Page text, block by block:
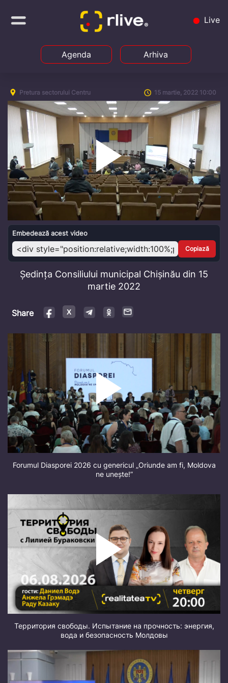
Live
Agenda Arhiva
Pretura sectorului Centru 15 martie, 2022 10:00
Play
Video
Embedează acest video
Copiază
Ședința Consiliului municipal Chișinău din 15
martie 2022
Share
Forumul Diasporei 2026 cu genericul „Oriunde am fi, Moldova
ne unește!”
Территория свободы. Испытание на прочность: энергия,
вода и безопасность Молдовы